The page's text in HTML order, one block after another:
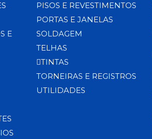
E
PISOS E REVESTIMENTOS
PORTAS E JANELAS
SOLDAGEM
TELHAS
TINTAS
TORNEIRAS E REGISTROS
UTILIDADES